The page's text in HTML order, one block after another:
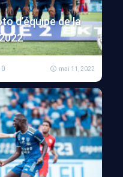
d’équipe de la
0 mai 11, 2022